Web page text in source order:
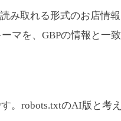
み取れる形式のお店情
マを、GBPの情報と一
。robots.txtのAI版と考